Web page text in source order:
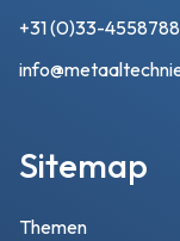
+31 (0)33-4558788
Sitemap
Themen